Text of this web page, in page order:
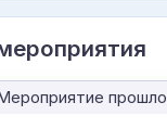
прошло